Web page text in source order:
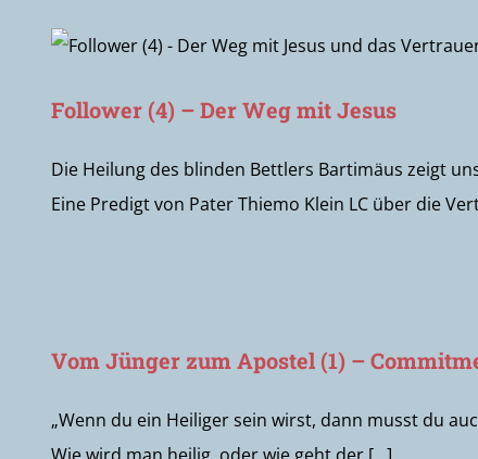
Follower (4) – Der Weg mit Jesus
Die Heilung des blinden Bettlers Bartimäus zeigt
Eine Predigt von Pater Thiemo Klein LC über die
Vom Jünger zum Apostel (1) –
„Wenn du ein Heiliger sein wirst, dann musst du